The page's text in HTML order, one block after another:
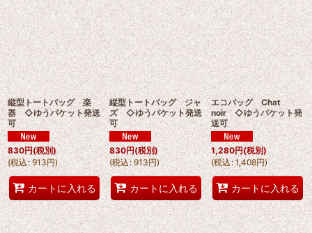
縦型トートバッグ 楽
器 ◇ゆうパケット発送
可
830円(税別)
(税込: 913円)
カートに入れる
縦型トートバッグ ジャ
ズ ◇ゆうパケット発送
可
830円(税別)
(税込: 913円)
カートに入れる
エコバッグ Chat
noir ◇ゆうパケット発
送可
1,280円(税別)
(税込: 1,408円)
カートに入れる